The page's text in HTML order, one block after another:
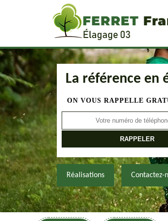
La référence en
ON VOUS RAPPELLE
Réalisations Contactez-